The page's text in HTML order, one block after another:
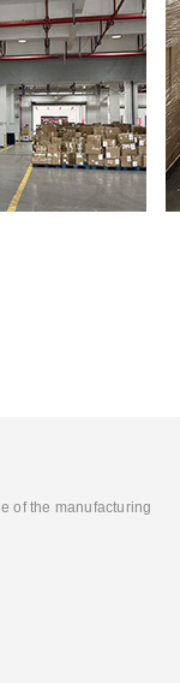
of the manufacturing